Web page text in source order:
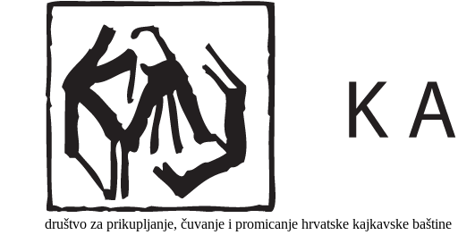
društvo za prikupljanje, čuvanje i promicanje hrvatske kajkavske baštine